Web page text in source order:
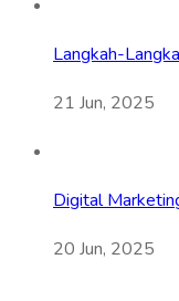
Langkah-
21 Jun, 2025
Digital
20 Jun, 2025